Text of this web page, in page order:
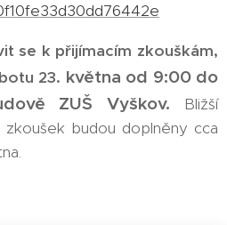
se k přijímacím zkouškám,
23. května od 9:00 do
ZUŠ Vyškov. Bližší
budou doplněny cca